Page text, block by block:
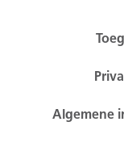
Algemene